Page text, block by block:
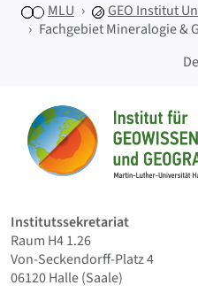
MLU GEOInstitut
Fachgebiet Mineralogie &
Startseite
Institutssekretariat
Raum H4 1.26
Von-Seckendorff-Platz 4
06120 Halle (Saale)